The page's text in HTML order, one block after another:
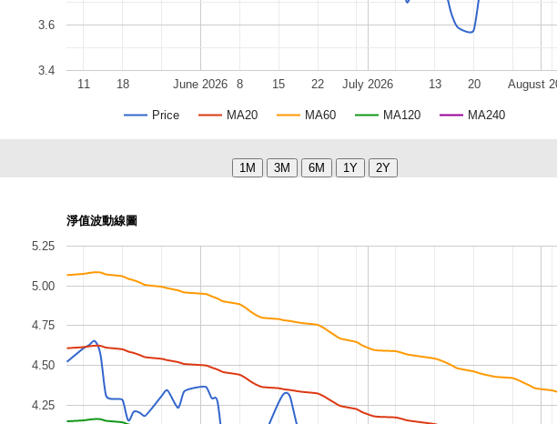
Price MA20 MA60 MA120 MA240
June 2026 July 2026 August
11 18 8 15 22 13 20
3.4
3.6
淨值波動線圖
4.25
4.50
4.75
5.00
5.25